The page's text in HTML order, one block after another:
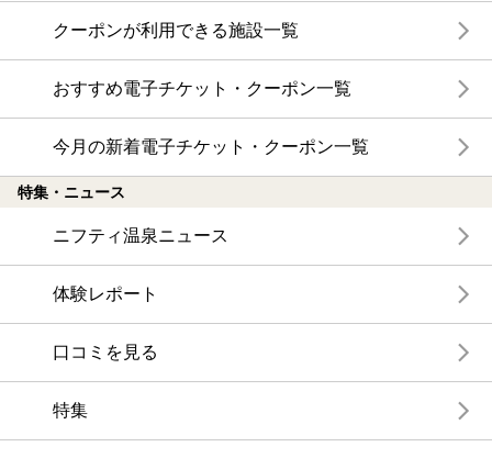
クーポンが利用できる施設一覧
おすすめ電子チケット・クーポン一覧
今月の新着電子チケット・クーポン一覧
特集・ニュース
ニフティ温泉ニュース
体験レポート
口コミを見る
特集